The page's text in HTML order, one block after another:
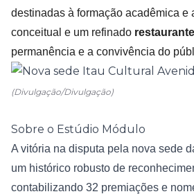
destinadas à formação acadêmica e
conceitual e um refinado
permanência e a convivência do
(Divulgação/Divulgação)
Sobre o Estúdio Módulo
A vitória na disputa pela nova sede
um histórico robusto de
contabilizando 32 premiações e